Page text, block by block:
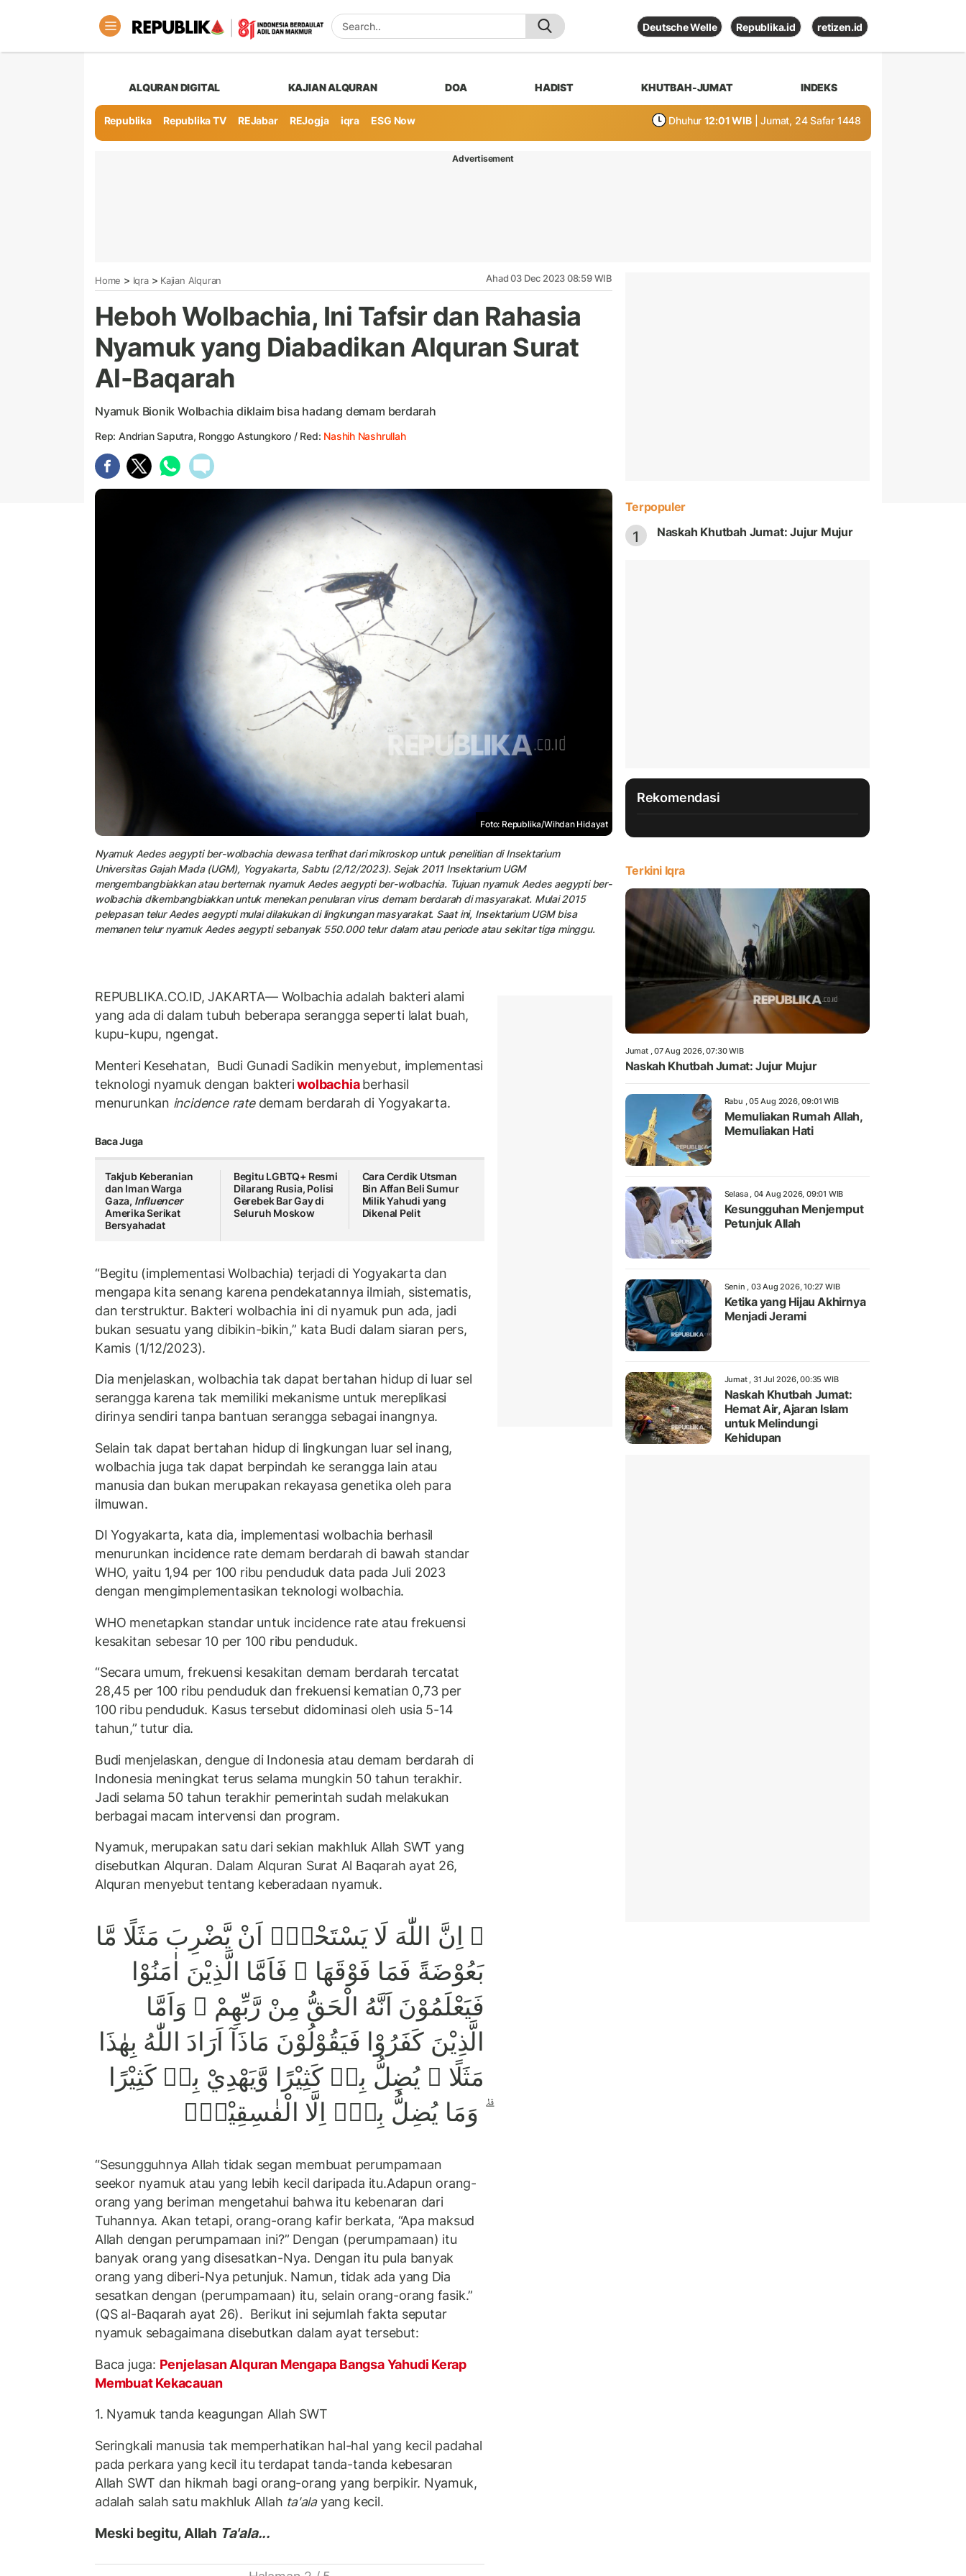
Deutsche Welle Republika.id retizen.id
ALQURAN DIGITAL KAJIAN ALQURAN DOA HADIST KHUTBAH-JUMAT INDEKS
Republika Republika TV REJabar REJogja iqra ESG Now Dhuhur 12:01 WIB | Jumat, 24 Safar 1448
Advertisement
Home > Iqra> Kajian Alquran Ahad 03 Dec 2023 08:59 WIB
Heboh Wolbachia, Ini Tafsir dan Rahasia
Nyamuk yang Diabadikan Alquran Surat
Al-Baqarah
Nyamuk Bionik Wolbachia diklaim bisa hadang demam berdarah
Rep: Andrian Saputra, Ronggo Astungkoro / Red: Nashih Nashrullah
Foto: Republika/Wihdan Hidayat
Nyamuk Aedes aegypti ber-wolbachia dewasa terlihat dari mikroskop untuk penelitian di Insektarium
Universitas Gajah Mada (UGM), Yogyakarta, Sabtu (2/12/2023). Sejak 2011 Insektarium UGM
mengembangbiakkan atau berternak nyamuk Aedes aegypti ber-wolbachia. Tujuan nyamuk Aedes aegypti ber-
wolbachia dikembangbiakkan untuk menekan penularan virus demam berdarah di masyarakat. Mulai 2015
pelepasan telur Aedes aegypti mulai dilakukan di lingkungan masyarakat. Saat ini, Insektarium UGM bisa
memanen telur nyamuk Aedes aegypti sebanyak 550.000 telur dalam atau periode atau sekitar tiga minggu.
REPUBLIKA.CO.ID, JAKARTA— Wolbachia adalah bakteri alami
yang ada di dalam tubuh beberapa serangga seperti lalat buah,
kupu-kupu, ngengat.
Menteri Kesehatan, Budi Gunadi Sadikin menyebut, implementasi
teknologi nyamuk dengan bakteriwolbachiaberhasil
menurunkan incidence ratedemam berdarah di Yogyakarta.
Baca Juga
Takjub Keberanian
dan Iman Warga
Gaza, Influencer
Amerika Serikat
Bersyahadat
Begitu LGBTQ+ Resmi
Dilarang Rusia, Polisi
Gerebek Bar Gay di
Seluruh Moskow
Cara Cerdik Utsman
Bin Affan Beli Sumur
Milik Yahudi yang
Dikenal Pelit
“Begitu (implementasi Wolbachia) terjadi di Yogyakarta dan
mengapa kita senang karena pendekatannya ilmiah, sistematis,
dan terstruktur. Bakteri wolbachia ini di nyamuk pun ada, jadi
bukan sesuatu yang dibikin-bikin,” kata Budi dalam siaran pers,
Kamis (1/12/2023).
Dia menjelaskan, wolbachia tak dapat bertahan hidup di luar sel
serangga karena tak memiliki mekanisme untuk mereplikasi
dirinya sendiri tanpa bantuan serangga sebagai inangnya.
Selain tak dapat bertahan hidup di lingkungan luar sel inang,
wolbachia juga tak dapat berpindah ke serangga lain atau
manusia dan bukan merupakan rekayasa genetika oleh para
ilmuwan.
DI Yogyakarta, kata dia, implementasi wolbachia berhasil
menurunkan incidence rate demam berdarah di bawah standar
WHO, yaitu 1,94 per 100 ribu penduduk data pada Juli 2023
dengan mengimplementasikan teknologi wolbachia.
WHO menetapkan standar untuk incidence rate atau frekuensi
kesakitan sebesar 10 per 100 ribu penduduk.
“Secara umum, frekuensi kesakitan demam berdarah tercatat
28,45 per 100 ribu penduduk dan frekuensi kematian 0,73 per
100 ribu penduduk. Kasus tersebut didominasi oleh usia 5-14
tahun,” tutur dia.
Budi menjelaskan, dengue di Indonesia atau demam berdarah di
Indonesia meningkat terus selama mungkin 50 tahun terakhir.
Jadi selama 50 tahun terakhir pemerintah sudah melakukan
berbagai macam intervensi dan program.
Nyamuk, merupakan satu dari sekian makhluk Allah SWT yang
disebutkan Alquran. Dalam Alquran Surat Al Baqarah ayat 26,
Alquran menyebut tentang keberadaan nyamuk.
۞ اِنَّ اللّٰهَ لَا يَسْتَحْيٖٓ اَنْ يَّضْرِبَ مَثَلًا مَّا
بَعُوْضَةً فَمَا فَوْقَهَا ۗ فَاَمَّا الَّذِيْنَ اٰمَنُوْا
فَيَعْلَمُوْنَ اَنَّهُ الْحَقُّ مِنْ رَّبِّهِمْ ۚ وَاَمَّا
الَّذِيْنَ كَفَرُوْا فَيَقُوْلُوْنَ مَاذَآ اَرَادَ اللّٰهُ بِهٰذَا
مَثَلًا ۘ يُضِلُّ بِهٖ كَثِيْرًا وَّيَهْدِيْ بِهٖ كَثِيْرًا
ۗ وَمَا يُضِلُّ بِهٖٓ اِلَّا الْفٰسِقِيْنَۙ
“Sesungguhnya Allah tidak segan membuat perumpamaan
seekor nyamuk atau yang lebih kecil daripada itu.Adapun orang-
orang yang beriman mengetahui bahwa itu kebenaran dari
Tuhannya. Akan tetapi, orang-orang kafir berkata, “Apa maksud
Allah dengan perumpamaan ini?” Dengan (perumpamaan) itu
banyak orang yang disesatkan-Nya. Dengan itu pula banyak
orang yang diberi-Nya petunjuk. Namun, tidak ada yang Dia
sesatkan dengan (perumpamaan) itu, selain orang-orang fasik.”
(QS al-Baqarah ayat 26). Berikut ini sejumlah fakta seputar
nyamuk sebagaimana disebutkan dalam ayat tersebut:
Baca juga: Penjelasan Alquran Mengapa Bangsa Yahudi Kerap
Membuat Kekacauan
1. Nyamuk tanda keagungan Allah SWT
Seringkali manusia tak memperhatikan hal-hal yang kecil padahal
pada perkara yang kecil itu terdapat tanda-tanda kebesaran
Allah SWT dan hikmah bagi orang-orang yang berpikir. Nyamuk,
adalah salah satu makhluk Allah ta'alayang kecil.
Meski begitu, Allah Ta'ala...
Terpopuler
1 Naskah Khutbah Jumat: Jujur Mujur
Rekomendasi
Terkini Iqra
Jumat , 07 Aug 2026, 07:30 WIB
Naskah Khutbah Jumat: Jujur Mujur
Rabu , 05 Aug 2026, 09:01 WIB
Memuliakan Rumah Allah,
Memuliakan Hati
Selasa , 04 Aug 2026, 09:01 WIB
Kesungguhan Menjemput
Petunjuk Allah
Senin , 03 Aug 2026, 10:27 WIB
Ketika yang Hijau Akhirnya
Menjadi Jerami
Jumat , 31 Jul 2026, 00:35 WIB
Naskah Khutbah Jumat:
Hemat Air, Ajaran Islam
untuk Melindungi
Kehidupan